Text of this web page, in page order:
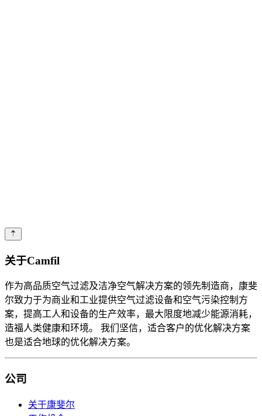
关于Camfil
作为高品质空气过滤及洁净空气解决方案的领先制造商，康斐
尔致力于为商业和工业提供空气过滤设备和空气污染控制方
案，提高工人和设备的生产效率，最大限度地减少能源消耗，
造福人类健康和环境。 我们坚信，适合客户的优化解决方案
也是适合地球的优化解决方案。
公司
关于康斐尔